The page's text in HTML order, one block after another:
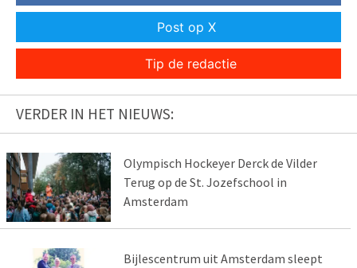
Post op X
Tip de redactie
VERDER IN HET NIEUWS:
Olympisch Hockeyer Derck de Vilder
Terug op de St. Jozefschool in
Amsterdam
Bijlescentrum uit Amsterdam sleept